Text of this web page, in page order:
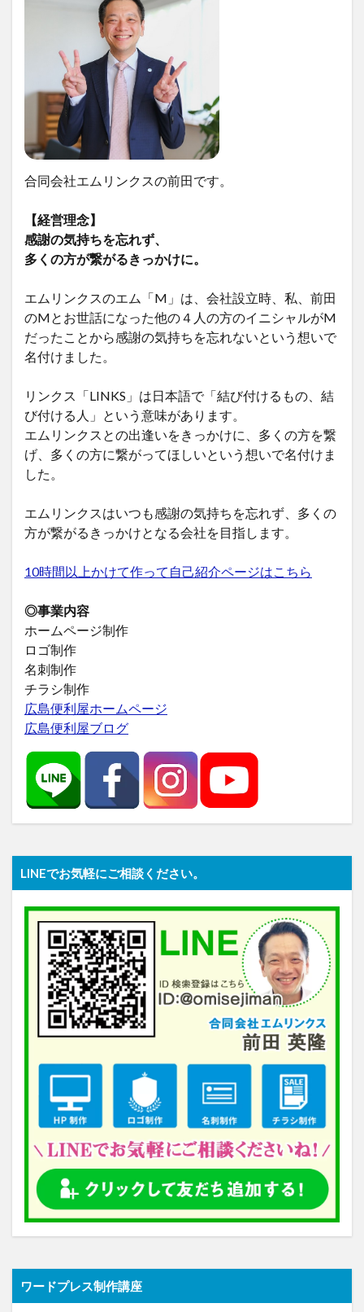
合同会社エムリンクスの前田です。
【経営理念】
感謝の気持ちを忘れず、
多くの方が繋がるきっかけに。
エムリンクスのエム「M」は、会社設立時、私、前田
のMとお世話になった他の４人の方のイニシャルがM
だったことから感謝の気持ちを忘れないという想いで
名付けました。
リンクス「LINKS」は日本語で「結び付けるもの、結
び付ける人」という意味があります。
エムリンクスとの出逢いをきっかけに、多くの方を繋
げ、多くの方に繋がってほしいという想いで名付けま
した。
エムリンクスはいつも感謝の気持ちを忘れず、多くの
方が繋がるきっかけとなる会社を目指します。
10時間以上かけて作って自己紹介ページはこちら
◎事業内容
ホームページ制作
ロゴ制作
名刺制作
チラシ制作
広島便利屋ホームページ
広島便利屋ブログ
LINEでお気軽にご相談ください。
ワードプレス制作講座